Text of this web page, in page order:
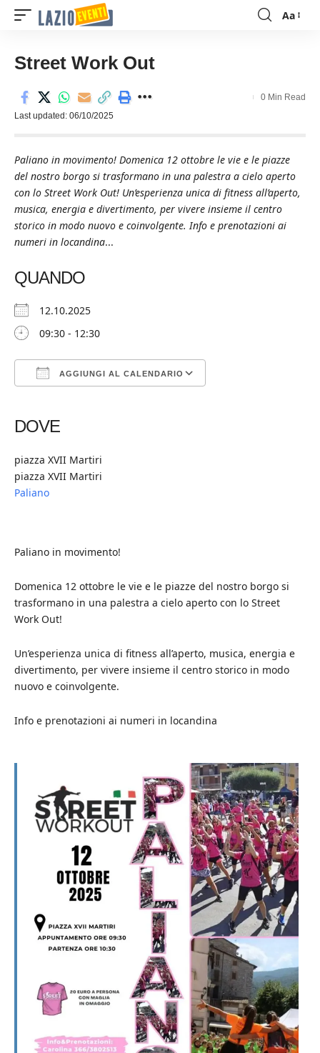
Font
Aa
Street Work Out
Last updated: 06/10/2025
0 Min Read
Paliano in movimento! Domenica 12 ottobre le vie e le piazze
del nostro borgo si trasformano in una palestra a cielo aperto
con lo Street Work Out! Un’esperienza unica di fitness all’aperto,
musica, energia e divertimento, per vivere insieme il centro
storico in modo nuovo e coinvolgente. Info e prenotazioni ai
numeri in locandina...
QUANDO
12.10.2025
09:30 - 12:30
AGGIUNGI AL CALENDARIO
DOVE
piazza XVII Martiri
piazza XVII Martiri
Paliano
Paliano in movimento!
Domenica 12 ottobre le vie e le piazze del nostro borgo si
trasformano in una palestra a cielo aperto con lo Street
Work Out!
Un’esperienza unica di fitness all’aperto, musica, energia e
divertimento, per vivere insieme il centro storico in modo
nuovo e coinvolgente.
Info e prenotazioni ai numeri in locandina